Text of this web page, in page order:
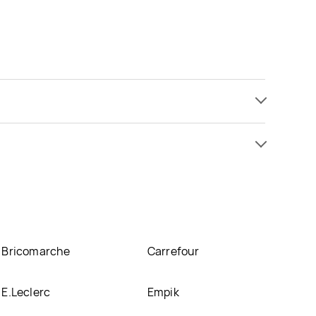
Bricomarche Carrefour
E.Leclerc Empik